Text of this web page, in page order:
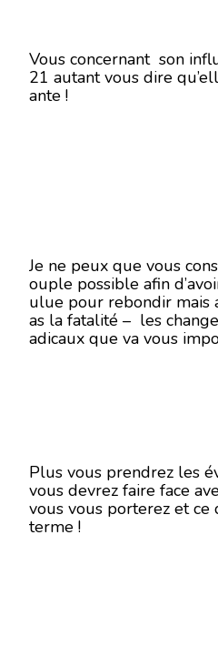
Vous concernant son
21 autant vous dire
ante !
Je ne peux que vous
ouple possible afin
ulue pour rebondir mais
as la fatalité – les
adicaux que va vous
Plus vous prendrez les
vous devrez faire face
vous vous porterez et ce
terme !